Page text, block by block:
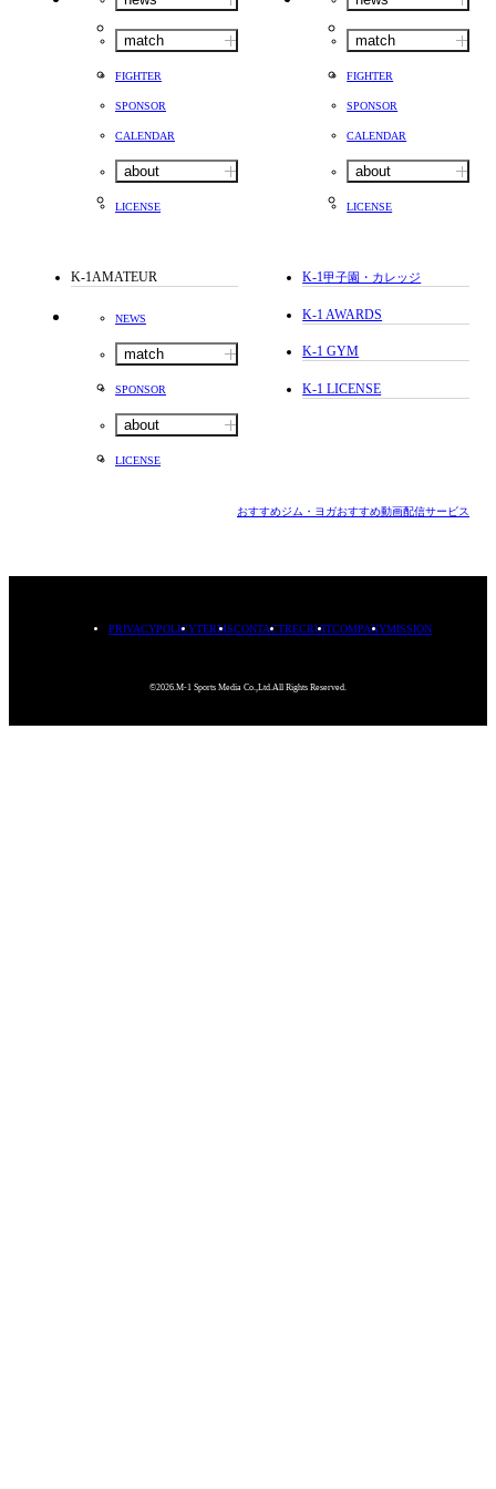
match
FIGHTER
SPONSOR
CALENDAR
about
LICENSE
match
FIGHTER
SPONSOR
CALENDAR
about
LICENSE
K-1AMATEUR
NEWS
match
SPONSOR
about
LICENSE
K-1甲子園・カレッジ
K-1 AWARDS
K-1 GYM
K-1 LICENSE
おすすめジム・ヨガおすすめ動画配信サービス
PRIVACYPOLICYTERMSCONTACTRECRUITCOMPANYMISSION
©2026.M-1 Sports Media Co.,Ltd.All Rights Reserved.